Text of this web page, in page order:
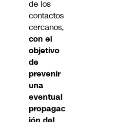
de los
contactos
cercanos,
con el
objetivo
de
prevenir
una
eventual
propagac